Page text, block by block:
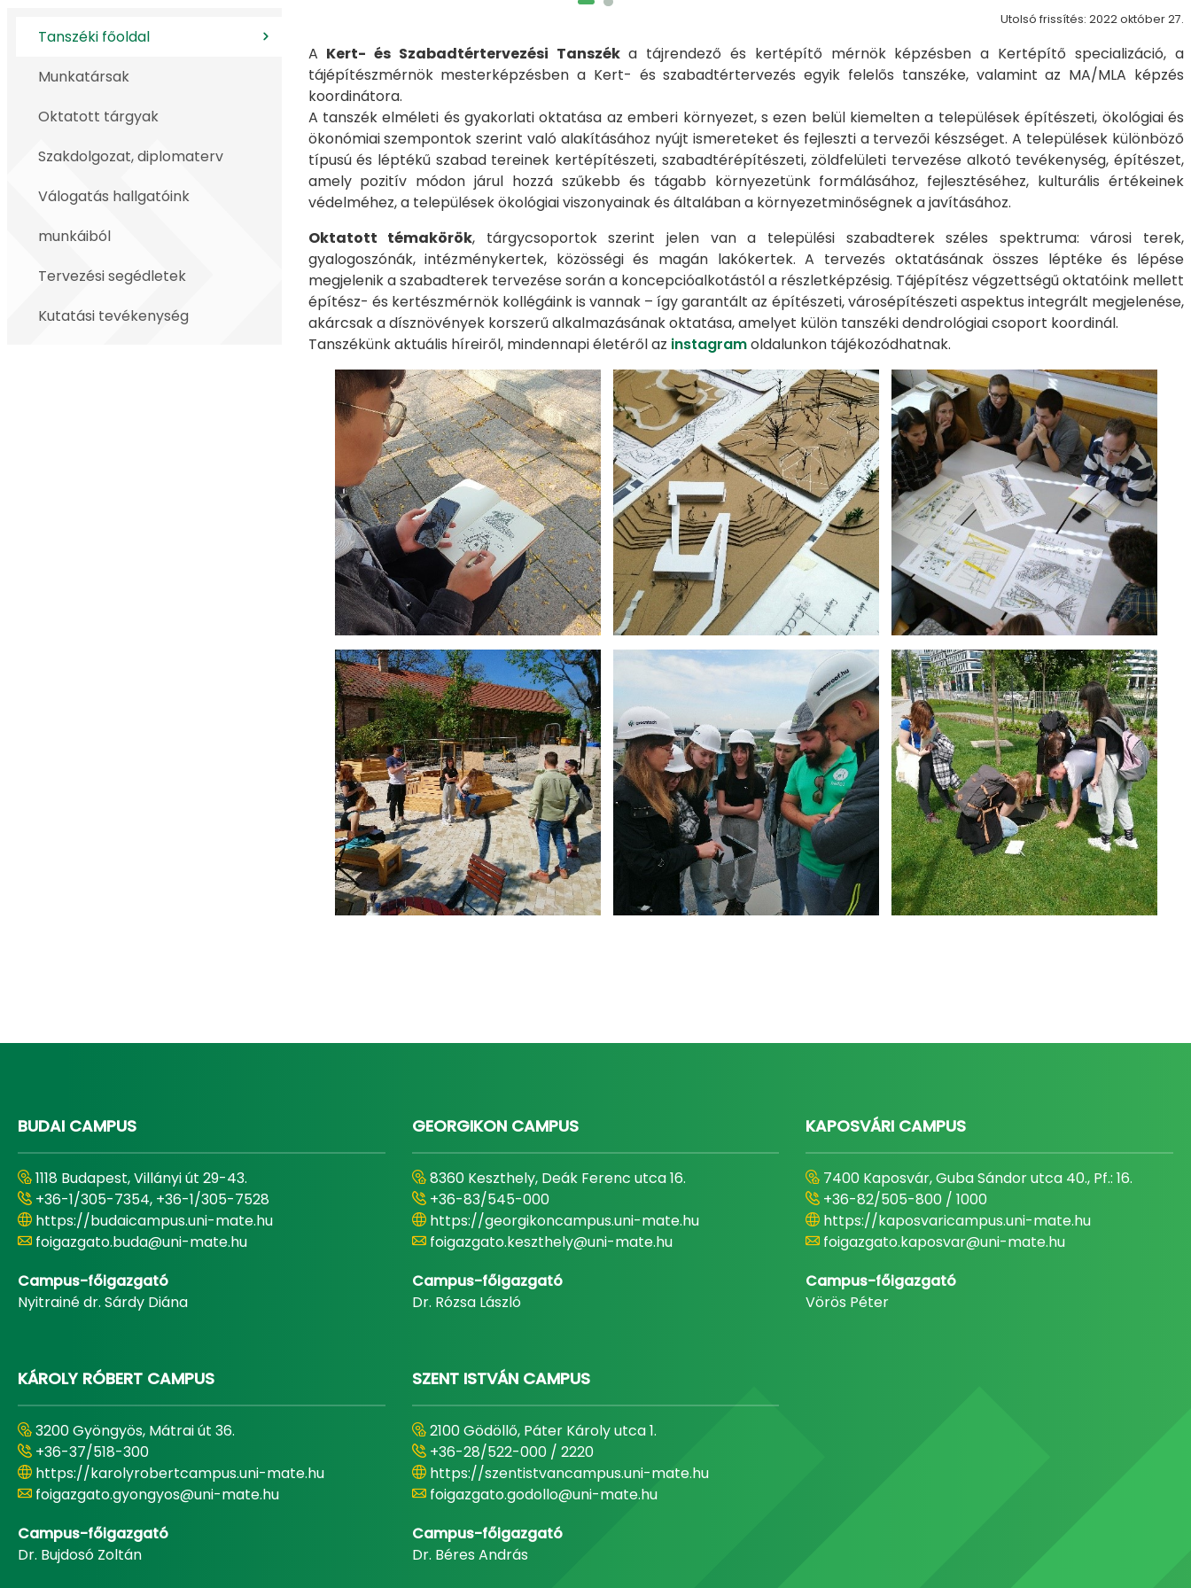
Tanszéki főoldal
Munkatársak
Oktatott tárgyak
Szakdolgozat, diplomaterv
Válogatás hallgatóink
munkáiból
Tervezési segédletek
Kutatási tevékenység
Utolsó frissítés: 2022 október 27.
A Kert- és Szabadtértervezési Tanszék a tájrendező és kertépítő mérnök képzésben a Kertépítő specializáció, a
tájépítészmérnök mesterképzésben a Kert- és szabadtértervezés egyik felelős tanszéke, valamint az MA/MLA képzés
koordinátora.
A tanszék elméleti és gyakorlati oktatása az emberi környezet, s ezen belül kiemelten a települések építészeti, ökológiai és
ökonómiai szempontok szerint való alakításához nyújt ismereteket és fejleszti a tervezői készséget. A települések különböző
típusú és léptékű szabad tereinek kertépítészeti, szabadtérépítészeti, zöldfelületi tervezése alkotó tevékenység, építészet,
amely pozitív módon járul hozzá szűkebb és tágabb környezetünk formálásához, fejlesztéséhez, kulturális értékeinek
védelméhez, a települések ökológiai viszonyainak és általában a környezetminőségnek a javításához.
Oktatott témakörök, tárgycsoportok szerint jelen van a települési szabadterek széles spektruma: városi terek,
gyalogoszónák, intézménykertek, közösségi és magán lakókertek. A tervezés oktatásának összes léptéke és lépése
megjelenik a szabadterek tervezése során a koncepcióalkotástól a részletképzésig. Tájépítész végzettségű oktatóink mellett
építész- és kertészmérnök kollégáink is vannak – így garantált az építészeti, városépítészeti aspektus integrált megjelenése,
akárcsak a dísznövények korszerű alkalmazásának oktatása, amelyet külön tanszéki dendrológiai csoport koordinál.
Tanszékünk aktuális híreiről, mindennapi életéről az instagramoldalunkon tájékozódhatnak.
BUDAI CAMPUS
1118 Budapest, Villányi út 29-43.
+36-1/305-7354, +36-1/305-7528
https://budaicampus.uni-mate.hu
foigazgato.buda@uni-mate.hu
Campus-főigazgató
Nyitrainé dr. Sárdy Diána
GEORGIKON CAMPUS
8360 Keszthely, Deák Ferenc utca 16.
+36-83/545-000
https://georgikoncampus.uni-mate.hu
foigazgato.keszthely@uni-mate.hu
Campus-főigazgató
Dr. Rózsa László
KAPOSVÁRI CAMPUS
7400 Kaposvár, Guba Sándor utca 40., Pf.: 16.
+36-82/505-800 / 1000
https://kaposvaricampus.uni-mate.hu
foigazgato.kaposvar@uni-mate.hu
Campus-főigazgató
Vörös Péter
KÁROLY RÓBERT CAMPUS
3200 Gyöngyös, Mátrai út 36.
+36-37/518-300
https://karolyrobertcampus.uni-mate.hu
foigazgato.gyongyos@uni-mate.hu
Campus-főigazgató
Dr. Bujdosó Zoltán
SZENT ISTVÁN CAMPUS
2100 Gödöllő, Páter Károly utca 1.
+36-28/522-000 / 2220
https://szentistvancampus.uni-mate.hu
foigazgato.godollo@uni-mate.hu
Campus-főigazgató
Dr. Béres András